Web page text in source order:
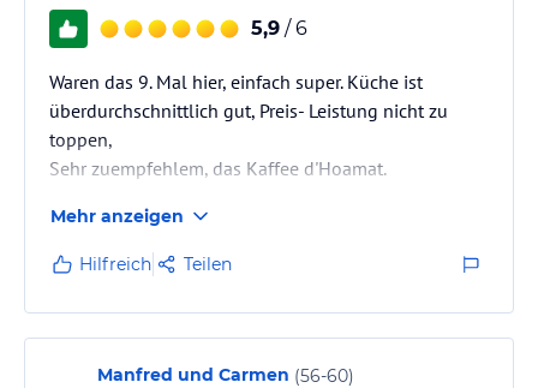
5,9 / 6
Waren das 9. Mal hier, einfach super. Küche ist
überdurchschnittlich gut, Preis- Leistung nicht zu
toppen,
Sehr zuempfehlem, das Kaffee d'Hoamat.
Mehr anzeigen
Hilfreich Teilen
Manfred und Carmen (56-60)